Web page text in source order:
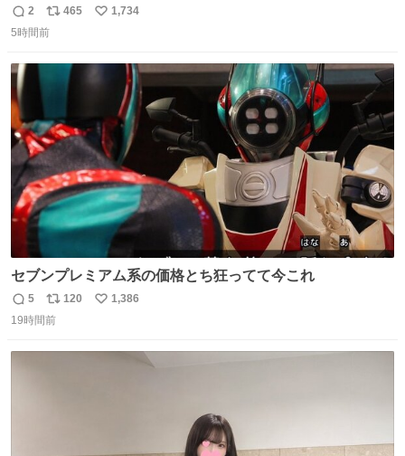
日の阪神大空襲の折に残念ながら焼失した、 #ゴッホ の幻
の「 #ヒマワリ 」。 当館は、東京都にある武者小路実篤記
り陶板で原寸大に再現し、2014年より展示しています。 #
大塚国際美術館
返
信
2
リ
ポ
465
い
1,734
5時間前
セブンプレミアム系の価格とち狂ってて今これ
返
信
5
リ
ポ
120
い
1,386
19時間前